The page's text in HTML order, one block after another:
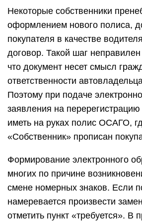
Некоторые собственники
оформлением нового полиса,
покупателя в качестве
договор. Такой шаг неправилен
что документ несет смысл
ответственности
Поэтому при подаче
заявления на
иметь на руках полис ОСАГО,
«Собственник» прописан
Формирование электронного
многих по причине
смене номерных знаков. Если
намеревается произвести
отметить пункт «требуется». В